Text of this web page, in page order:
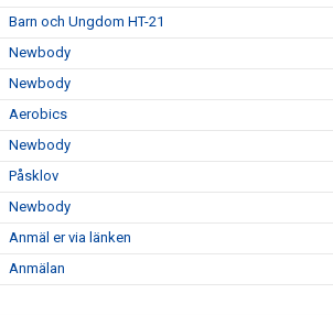
Barn och Ungdom HT-21
Newbody
Newbody
Aerobics
Newbody
Påsklov
Newbody
Anmäl er via länken
Anmälan